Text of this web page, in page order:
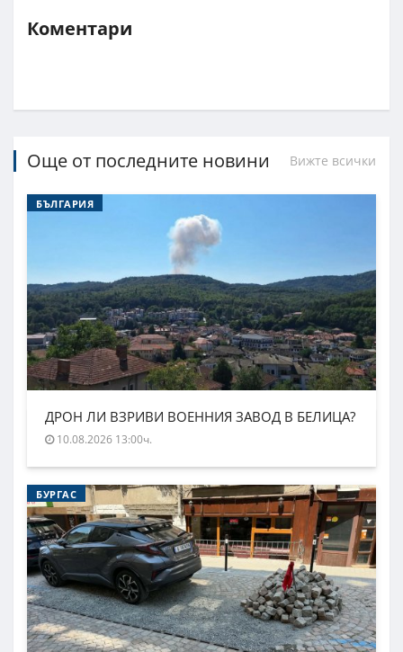
Коментари
Още от последните новини Вижте всички
БЪЛГАРИЯ
ДРОН ЛИ ВЗРИВИ ВОЕННИЯ ЗАВОД В БЕЛИЦА?
10.08.2026 13:00ч.
БУРГАС